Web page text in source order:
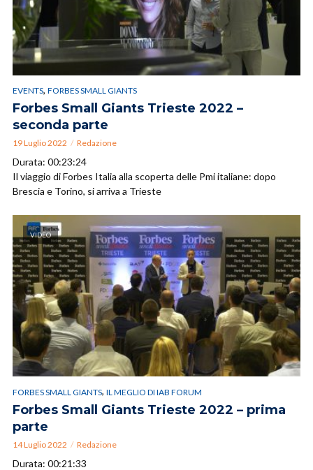
EVENTS, FORBES SMALL GIANTS
Forbes Small Giants Trieste 2022 –
seconda parte
19 Luglio 2022 Redazione
Durata: 00:23:24
Il viaggio di Forbes Italia alla scoperta delle Pmi italiane: dopo
Brescia e Torino, si arriva a Trieste
VIDEO
FORBES SMALL GIANTS, IL MEGLIO DI IAB FORUM
Forbes Small Giants Trieste 2022 – prima
parte
14 Luglio 2022 Redazione
Durata: 00:21:33